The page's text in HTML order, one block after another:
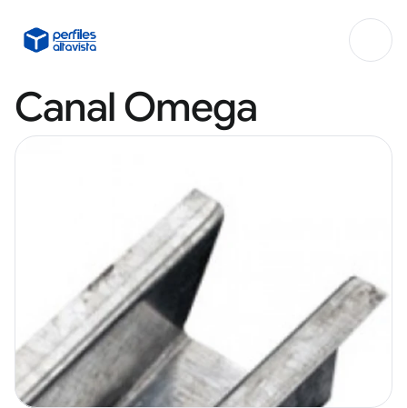
Canal Omega